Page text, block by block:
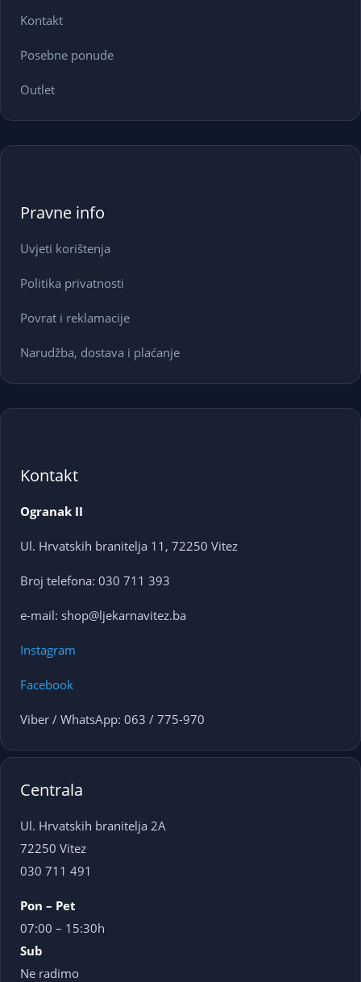
Kontakt
Posebne ponude
Outlet
Pravne info
Uvjeti korištenja
Politika privatnosti
Povrat i reklamacije
Narudžba, dostava i plaćanje
Kontakt
Ogranak II
Ul. Hrvatskih branitelja 11, 72250 Vitez
Broj telefona: 030 711 393
e-mail: shop@ljekarnavitez.ba
Instagram
Facebook
Viber / WhatsApp: 063 / 775-970
Centrala
Ul. Hrvatskih branitelja 2A
72250 Vitez
030 711 491
Pon – Pet
07:00 – 15:30h
Sub
Ne radimo